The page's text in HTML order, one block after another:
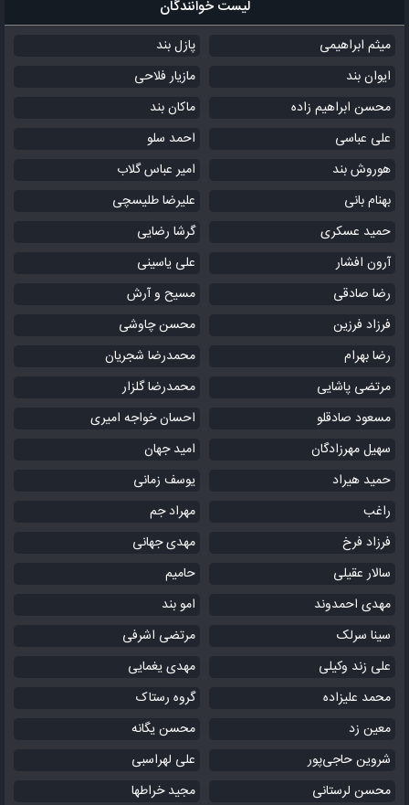
میگه حرفات منطقی نی
منطق چه ک*سشریه تو این وضعیت اصلا
میدونست این حرفا حرفای توام هست
پس نیازی نیست به شنود
من داره جوونیم میره
جا اینکه جاشو آب و جارو کنم
نشستم موهاشو پارو کنم
حالم خوش نیست نذارین پا رو دمم
چشمام میرن له و لوردم
چشمام میان توی نبردم
این وسطم جوونیم رفت
پی ش کجا بگردم
میزون نیستم حر**وم زاده
کدوم خدایی شاخ به توی چموش داده
بعد مرگم بگین میزد مرحوم باده
یه آب خوش پایین نرفت از گلوش ساده ولی
نساختیم توی سایه ها لونه
که هر مادر داغداری دایه هامونه
من که توی کوفه جیگرم سوخت
فرق ما تو خ*ایه هامونه
بد دهنیمم میاد از رو کینه م
من دارم گ*اییده میشم
توقع داری چی بگم اندوه گینم
این حرفا نمیکنن خالیم که
لیست خوانندگان
میثم ابراهیمی
پازل بند
ایوان بند
مازیار فلاحی
محسن ابراهیم زاده
ماکان بند
علی عباسی
احمد سلو
هوروش بند
امیر عباس گلاب
بهنام بانی
علیرضا طلیسچی
حمید عسکری
گرشا رضایی
آرون افشار
علی یاسینی
رضا صادقی
مسیح و آرش
فرزاد فرزین
محسن چاوشی
رضا بهرام
محمدرضا شجریان
مرتضی پاشایی
محمدرضا گلزار
مسعود صادقلو
احسان خواجه امیری
سهیل مهرزادگان
امید جهان
حمید هیراد
یوسف زمانی
راغب
مهراد جم
فرزاد فرخ
مهدی جهانی
سالار عقیلی
حامیم
مهدی احمدوند
امو بند
سینا سرلک
مرتضی اشرفی
علی زند وکیلی
مهدی یغمایی
محمد علیزاده
گروه رستاک
معین زد
محسن یگانه
شروین حاجی‌پور
علی لهراسبی
محسن لرستانی
مجید خراطها